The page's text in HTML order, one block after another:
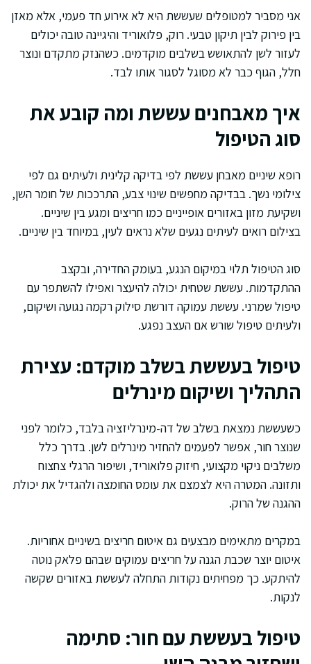
אני מסביר למטופלים שעששת היא לא אירוע חד פעמי, אלא מאזן
בין פירוק לבין תיקון טבעי. רוק, פלואוריד והיגיינה טובה יכולים
לעזור לשן להתאושש בשלבים מוקדמים. כשהנזק מתקדם ונוצר
חלל, הגוף כבר לא מסוגל לסגור אותו לבד.
איך מאבחנים עששת ומה קובע את
סוג הטיפול
רופא שיניים מאבחן עששת לפי בדיקה קלינית ולעיתים גם לפי
צילומי נשך. בבדיקה מחפשים שינוי צבע, התרככות של חומר השן,
ושקיעת מזון באזורים אופייניים כמו חריצים ומגע בין שיניים.
בצילום רואים לעיתים נגעים שלא נראים לעין, במיוחד בין שיניים.
סוג הטיפול תלוי במיקום הנגע, בעומק החדירה, ובקצב
ההתקדמות. עששת שטחית יכולה להיעצר ואפילו להשתפר עם
טיפול שמרני. עששת עמוקה דורשת סילוק רקמה נגועה ושיקום,
ולעיתים טיפול שורש אם העצב נפגע.
טיפול בעששת בשלב מוקדם: עצירת
התהליך ושיקום מינרלים
כשעששת נמצאת בשלב של דה-מינרליזציה בלבד, כלומר לפני
שנוצר חור, אפשר לפעמים להחזיר מינרלים לשן. בדרך כלל
משלבים ניקוי מקצועי, חיזוק פלואוריד, ושיפור הרגלי צחצוח
ותזונה. המטרה היא לצמצם את עומס החומצה ולהגדיל את יכולת
ההגנה של הרוק.
במקרים מתאימים מבצעים גם איטום חריצים בשיניים אחוריות.
איטום יוצר שכבת הגנה על חריצים עמוקים שבהם פלאק נוטה
להיתקע. כך מפחיתים נקודות התחלה לעששת באזורים שקשה
לנקות.
טיפול בעששת עם חור: סתימה